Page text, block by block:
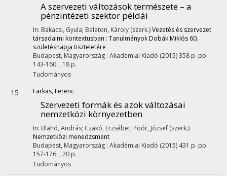
A szervezeti változások természete – a
pénzintézeti szektor példái
In: Bakacsi, Gyula; Balaton, Károly (szerk.)Vezetés és szervezet
társadalmi kontextusban : Tanulmányok Dobák Miklós 60.
születésnapja tiszteletére
Budapest, Magyarország : Akadémiai Kiadó (2015)358 p. pp.
143-160. , 18 p.
Tudományos
15 Farkas, Ferenc
Szervezeti formák és azok változásai
nemzetközi környezetben
In: Blahó, András; Czakó, Erzsébet; Poór, József (szerk.)
Nemzetközi menedzsment
Budapest, Magyarország : Akadémiai Kiadó (2015) 431 p. pp.
157-176. , 20 p.
Tudományos